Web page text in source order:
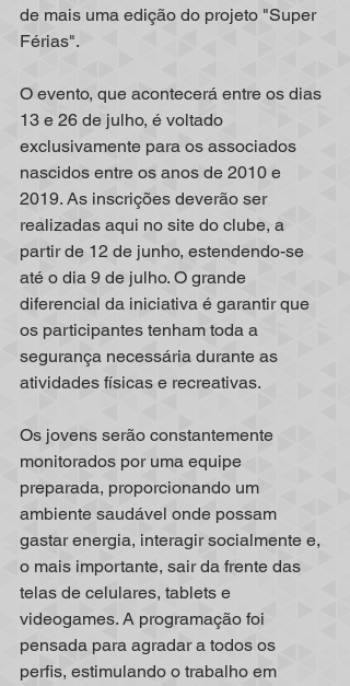
de mais uma edição do projeto "Super
Férias".
O evento, que acontecerá entre os dias
13 e 26 de julho, é voltado
exclusivamente para os associados
nascidos entre os anos de 2010 e
2019. As inscrições deverão ser
realizadas aqui no site do clube, a
partir de 12 de junho, estendendo-se
até o dia 9 de julho. O grande
diferencial da iniciativa é garantir que
os participantes tenham toda a
segurança necessária durante as
atividades físicas e recreativas.
Os jovens serão constantemente
monitorados por uma equipe
preparada, proporcionando um
ambiente saudável onde possam
gastar energia, interagir socialmente e,
o mais importante, sair da frente das
telas de celulares, tablets e
videogames. A programação foi
pensada para agradar a todos os
perfis, estimulando o trabalho em